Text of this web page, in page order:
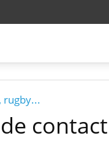
rugby...